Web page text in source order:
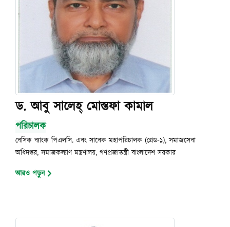
ড. আবু সালেহ্ মোস্তফা কামাল
পরিচালক
বেসিক ব্যাংক পিএলসি. এবং সাবেক মহাপরিচালক (গ্রেড-১), সমাজসেবা
অধিদপ্তর, সমাজকল্যাণ মন্ত্রণালয়, গণপ্রজাতন্ত্রী বাংলাদেশ সরকার
আরও পড়ুন